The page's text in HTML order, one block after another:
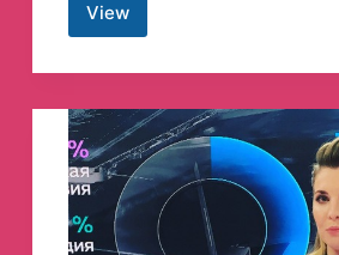
ViewПоддубный
|Z|
О|V|
Telegram
Channel